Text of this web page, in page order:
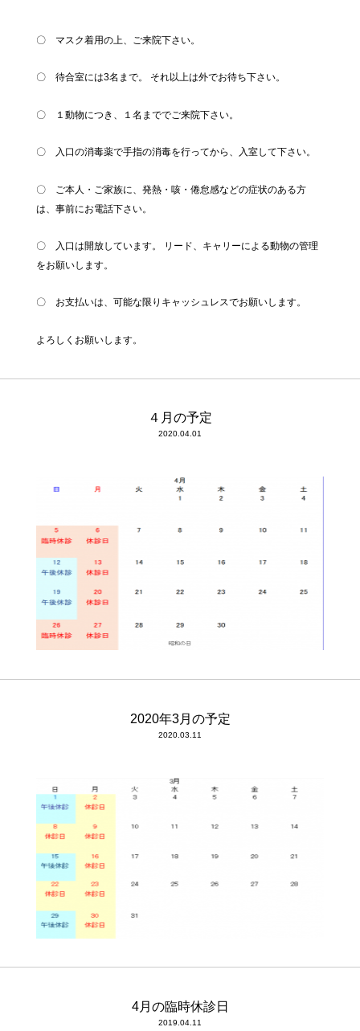
〇 マスク着用の上、ご来院下さい。
〇 待合室には3名まで。 それ以上は外でお待ち下さい。
〇 １動物につき、１名まででご来院下さい。
〇 入口の消毒薬で手指の消毒を行ってから、入室して下さい。
〇 ご本人・ご家族に、発熱・咳・倦怠感などの症状のある方
は、事前にお電話下さい。
〇 入口は開放しています。 リード、キャリーによる動物の管理
をお願いします。
〇 お支払いは、可能な限りキャッシュレスでお願いします。
よろしくお願いします。
４月の予定
2020.04.01
2020年3月の予定
2020.03.11
4月の臨時休診日
2019.04.11